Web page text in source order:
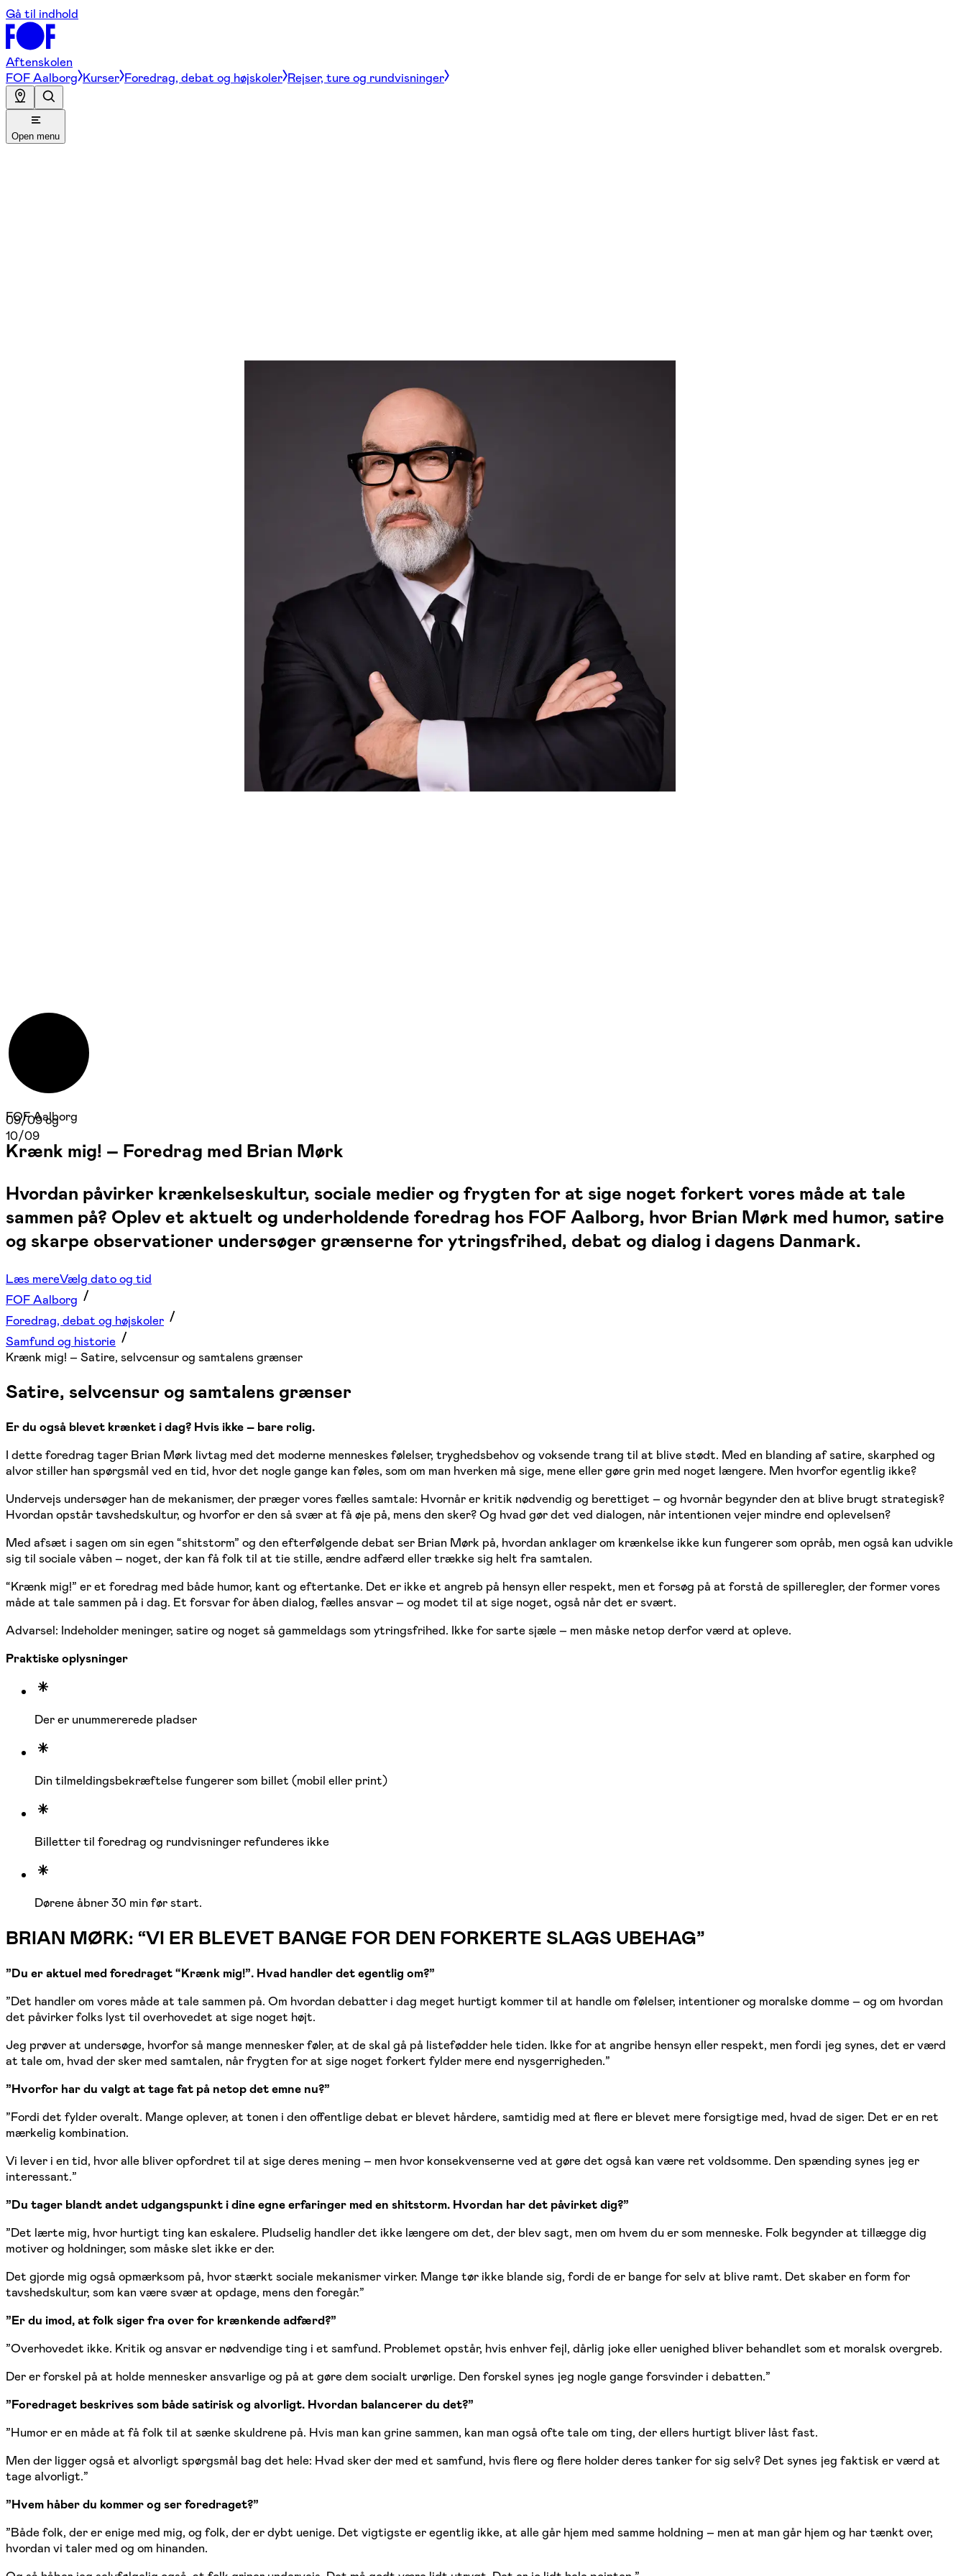
Gå til indhold
Aftenskolen
FOF Aalborg Kurser Foredrag, debat og højskoler Rejser, ture og rundvisninger
Open menu
09/09 og
10/09
FOF Aalborg
Krænk mig! – Foredrag med Brian Mørk
Hvordan påvirker krænkelseskultur, sociale medier og frygten for at sige noget forkert vores måde at tale
sammen på? Oplev et aktuelt og underholdende foredrag hos FOF Aalborg, hvor Brian Mørk med humor, satire
og skarpe observationer undersøger grænserne for ytringsfrihed, debat og dialog i dagens Danmark.
Læs mereVælg dato og tid
FOF Aalborg
Foredrag, debat og højskoler
Samfund og historie
Krænk mig! – Satire, selvcensur og samtalens grænser
Satire, selvcensur og samtalens grænser
Er du også blevet krænket i dag? Hvis ikke – bare rolig.
I dette foredrag tager Brian Mørk livtag med det moderne menneskes følelser, tryghedsbehov og voksende trang til at blive stødt. Med en blanding af satire, skarphed og
alvor stiller han spørgsmål ved en tid, hvor det nogle gange kan føles, som om man hverken må sige, mene eller gøre grin med noget længere. Men hvorfor egentlig ikke?
Undervejs undersøger han de mekanismer, der præger vores fælles samtale: Hvornår er kritik nødvendig og berettiget – og hvornår begynder den at blive brugt strategisk?
Hvordan opstår tavshedskultur, og hvorfor er den så svær at få øje på, mens den sker? Og hvad gør det ved dialogen, når intentionen vejer mindre end oplevelsen?
Med afsæt i sagen om sin egen “shitstorm” og den efterfølgende debat ser Brian Mørk på, hvordan anklager om krænkelse ikke kun fungerer som opråb, men også kan udvikle
sig til sociale våben – noget, der kan få folk til at tie stille, ændre adfærd eller trække sig helt fra samtalen.
“Krænk mig!” er et foredrag med både humor, kant og eftertanke. Det er ikke et angreb på hensyn eller respekt, men et forsøg på at forstå de spilleregler, der former vores
måde at tale sammen på i dag. Et forsvar for åben dialog, fælles ansvar – og modet til at sige noget, også når det er svært.
Advarsel: Indeholder meninger, satire og noget så gammeldags som ytringsfrihed. Ikke for sarte sjæle – men måske netop derfor værd at opleve.
Praktiske oplysninger
Der er unummererede pladser
Din tilmeldingsbekræftelse fungerer som billet (mobil eller print)
Billetter til foredrag og rundvisninger refunderes ikke
Dørene åbner 30 min før start.
BRIAN MØRK: “VI ER BLEVET BANGE FOR DEN FORKERTE SLAGS UBEHAG”
”Du er aktuel med foredraget “Krænk mig!”. Hvad handler det egentlig om?”
”Det handler om vores måde at tale sammen på. Om hvordan debatter i dag meget hurtigt kommer til at handle om følelser, intentioner og moralske domme – og om hvordan
det påvirker folks lyst til overhovedet at sige noget højt.
Jeg prøver at undersøge, hvorfor så mange mennesker føler, at de skal gå på listefødder hele tiden. Ikke for at angribe hensyn eller respekt, men fordi jeg synes, det er værd
at tale om, hvad der sker med samtalen, når frygten for at sige noget forkert fylder mere end nysgerrigheden.”
”Hvorfor har du valgt at tage fat på netop det emne nu?”
”Fordi det fylder overalt. Mange oplever, at tonen i den offentlige debat er blevet hårdere, samtidig med at flere er blevet mere forsigtige med, hvad de siger. Det er en ret
mærkelig kombination.
Vi lever i en tid, hvor alle bliver opfordret til at sige deres mening – men hvor konsekvenserne ved at gøre det også kan være ret voldsomme. Den spænding synes jeg er
interessant.”
”Du tager blandt andet udgangspunkt i dine egne erfaringer med en shitstorm. Hvordan har det påvirket dig?”
”Det lærte mig, hvor hurtigt ting kan eskalere. Pludselig handler det ikke længere om det, der blev sagt, men om hvem du er som menneske. Folk begynder at tillægge dig
motiver og holdninger, som måske slet ikke er der.
Det gjorde mig også opmærksom på, hvor stærkt sociale mekanismer virker. Mange tør ikke blande sig, fordi de er bange for selv at blive ramt. Det skaber en form for
tavshedskultur, som kan være svær at opdage, mens den foregår.”
”Er du imod, at folk siger fra over for krænkende adfærd?”
”Overhovedet ikke. Kritik og ansvar er nødvendige ting i et samfund. Problemet opstår, hvis enhver fejl, dårlig joke eller uenighed bliver behandlet som et moralsk overgreb.
Der er forskel på at holde mennesker ansvarlige og på at gøre dem socialt urørlige. Den forskel synes jeg nogle gange forsvinder i debatten.”
”Foredraget beskrives som både satirisk og alvorligt. Hvordan balancerer du det?”
”Humor er en måde at få folk til at sænke skuldrene på. Hvis man kan grine sammen, kan man også ofte tale om ting, der ellers hurtigt bliver låst fast.
Men der ligger også et alvorligt spørgsmål bag det hele: Hvad sker der med et samfund, hvis flere og flere holder deres tanker for sig selv? Det synes jeg faktisk er værd at
tage alvorligt.”
”Hvem håber du kommer og ser foredraget?”
”Både folk, der er enige med mig, og folk, der er dybt uenige. Det vigtigste er egentlig ikke, at alle går hjem med samme holdning – men at man går hjem og har tænkt over,
hvordan vi taler med og om hinanden.